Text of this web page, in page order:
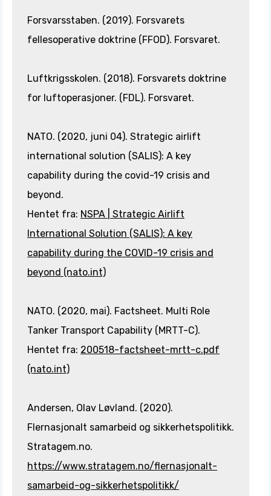
Forsvarsstaben. (2019). Forsvarets
fellesoperative doktrine (FFOD). Forsvaret.
Luftkrigsskolen. (2018). Forsvarets doktrine
for luftoperasjoner. (FDL). Forsvaret.
NATO. (2020, juni 04). Strategic airlift
international solution (SALIS): A key
capability during the covid-19 crisis and
beyond.
Hentet fra: NSPA | Strategic Airlift
International Solution (SALIS): A key
capability during the COVID-19 crisis and
beyond (nato.int)
NATO. (2020, mai). Factsheet. Multi Role
Tanker Transport Capability (MRTT-C).
Hentet fra: 200518-factsheet-mrtt-c.pdf
(nato.int)
Andersen, Olav Løvland. (2020).
Flernasjonalt samarbeid og sikkerhetspolitikk.
Stratagem.no.
https://www.stratagem.no/flernasjonalt-
samarbeid-og-sikkerhetspolitikk/